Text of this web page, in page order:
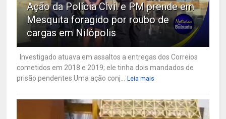
Ação da Polícia Civil e PM prende em
Mesquita foragido por roubo de
cargas em Nilópolis
Investigado atuava em assaltos a entregas dos Correios
cometidos em 2018 e 2019; ele tinha dois mandados de
prisão pendentes Uma ação conj... Leia mais